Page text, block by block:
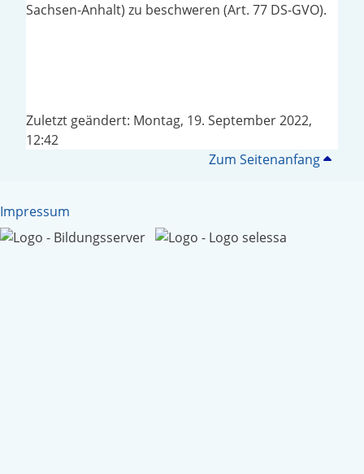
Sachsen-Anhalt) zu beschweren (Art. 77 DS-GVO).
Zuletzt geändert: Montag, 19. September 2022,
12:42
Zum Seitenanfang
Impressum